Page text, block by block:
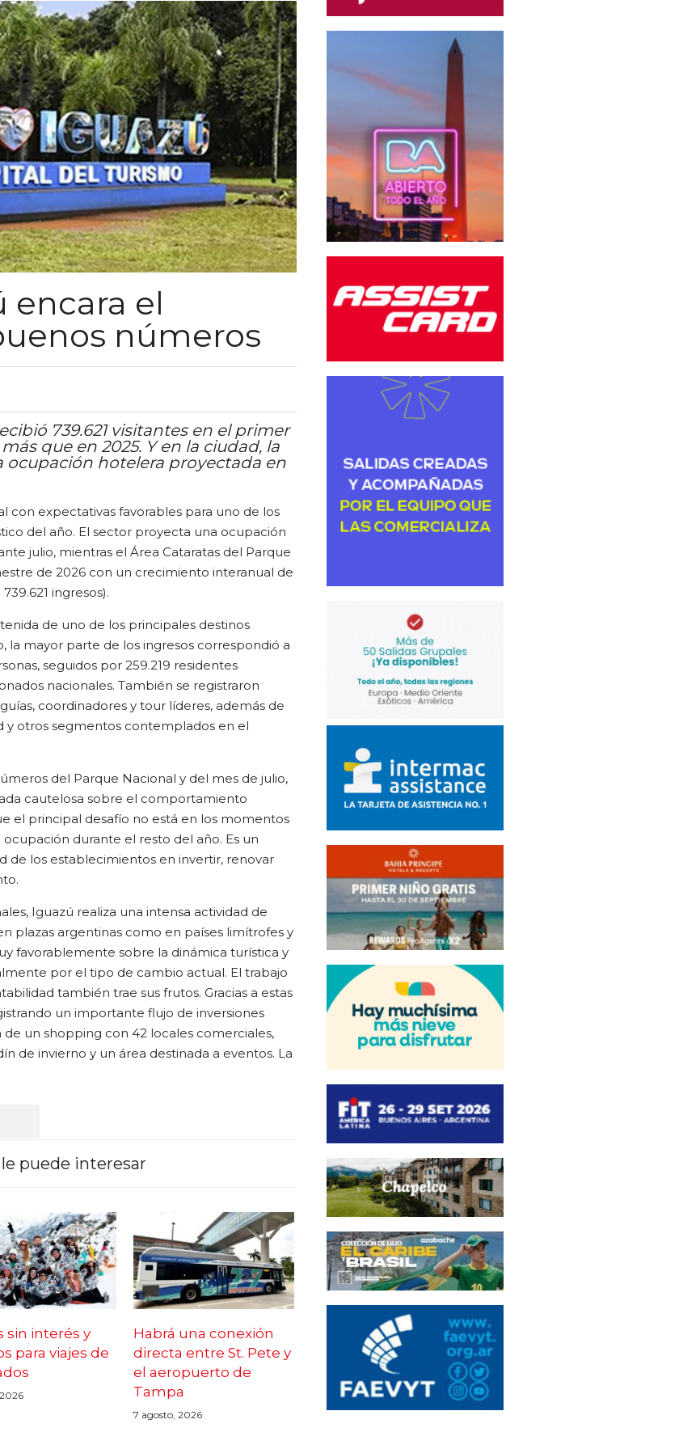
encara el
números
739.621 visitantes en el primer
que en 2025. Y en la ciudad, la
ocupación hotelera proyectada en
con expectativas favorables para uno de los
del año. El sector proyecta una ocupación
julio, mientras el Área Cataratas del Parque
de 2026 con un crecimiento interanual de
ingresos).
de uno de los principales destinos
la mayor parte de los ingresos correspondió a
seguidos por 259.219 residentes
nacionales. También se registraron
coordinadores y tour líderes, además de
y otros segmentos contemplados en el
del Parque Nacional y del mes de julio,
cautelosa sobre el comportamiento
el principal desafío no está en los momentos
durante el resto del año. Es un
de los establecimientos en invertir, renovar
Iguazú realiza una intensa actividad de
plazas argentinas como en países limítrofes y
favorablemente sobre la dinámica turística y
por el tipo de cambio actual. El trabajo
también trae sus frutos. Gracias a estas
un importante flujo de inversiones
un shopping con 42 locales comerciales,
de invierno y un área destinada a eventos. La
puede interesar
sin interés y
para viajes de
Habrá una conexión
directa entre St. Pete y
el aeropuerto de
Tampa
7 agosto, 2026